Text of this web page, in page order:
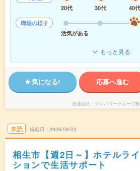
20代
30代 40代
職場の様子
活気がある
もっと見る
気になる! 応募へ進む
派遣会社 マンパワーグループ
未読 掲載日 2026/08/02
相生市【週2日～】ホテルラ
ションで生活サポート